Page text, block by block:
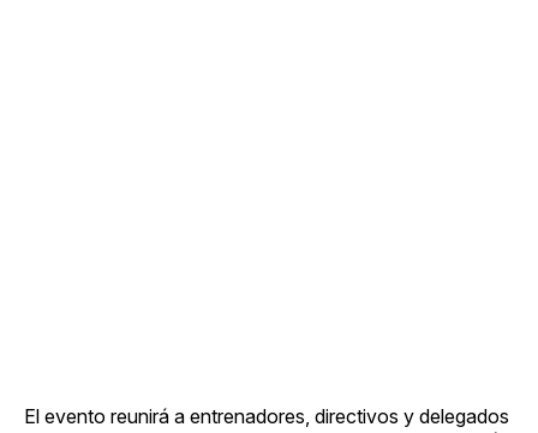
El evento reunirá a entrenadores, directivos y delegados